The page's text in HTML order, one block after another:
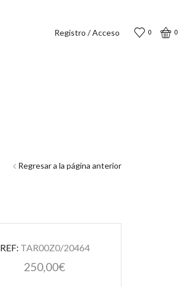
Registro / Acceso 0 0
Regresar a la página anterior
REF: TAR00Z0/20464
250,00€